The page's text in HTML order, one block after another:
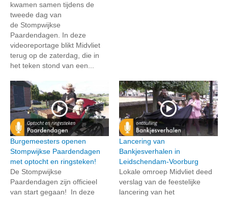
kwamen samen tijdens de
tweede dag van
de Stompwijkse
Paardendagen. In deze
videoreportage blikt Midvliet
terug op de zaterdag, die in
het teken stond van een...
Burgemeesters openen
Stompwijkse Paardendagen
met optocht en ringsteken!
De Stompwijkse
Paardendagen zijn officieel
van start gegaan! In deze
Lancering van
Bankjesverhalen in
Leidschendam-Voorburg
Lokale omroep Midvliet deed
verslag van de feestelijke
lancering van het